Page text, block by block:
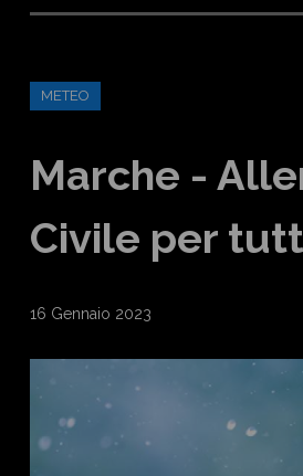
METEO
Marche -
Civile per
16 Gennaio 2023